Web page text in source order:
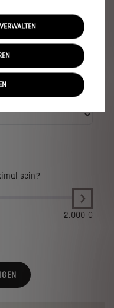
sein?
2.000 €